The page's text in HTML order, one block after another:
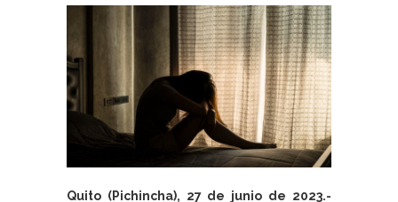
Quito (Pichincha), 27 de junio de 2023.-